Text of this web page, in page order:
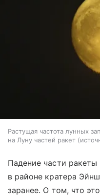
Растущая частота лунных
на Луну частей ракет
Падение части ракеты
в районе кратера
заранее. О том, что